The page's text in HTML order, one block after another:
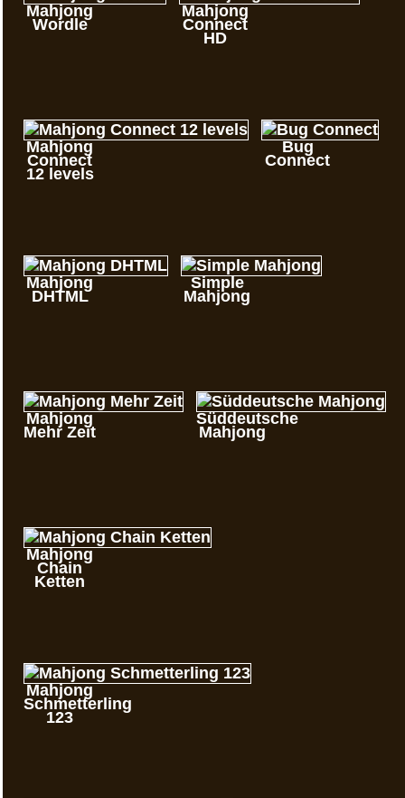
Mahjong
Wordle
Mahjong
Connect
HD
Mahjong
Connect
12 levels
Bug
Connect
Mahjong
DHTML
Simple
Mahjong
Mahjong
Mehr Zeit
Süddeutsche
Mahjong
Mahjong
Chain
Ketten
Mahjong
Schmetterling
123